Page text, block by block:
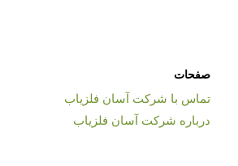
صفحات
تماس با شرکت آسان فلزیاب
درباره شرکت آسان فلزیاب